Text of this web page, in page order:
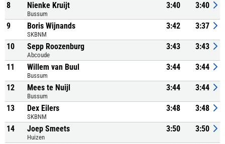
8 Nienke Kruijt
Bussum
3:40 3:40
9 Boris Wijnands
SKBNM
3:42 3:37
10 Sepp Roozenburg
Abcoude
3:43 3:43
11 Willem van Buul
Bussum
3:44 3:44
12 Mees te Nuijl
Bussum
3:44 3:44
13 Dex Eilers
SKBNM
3:48 3:48
14 Joep Smeets
Huizen
3:50 3:50